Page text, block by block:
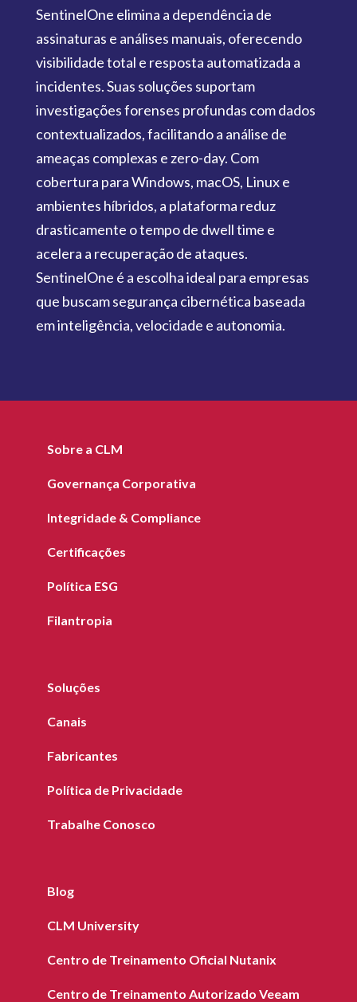
SentinelOne elimina a dependência de
assinaturas e análises manuais, oferecendo
visibilidade total e resposta automatizada a
incidentes. Suas soluções suportam
investigações forenses profundas com dados
contextualizados, facilitando a análise de
ameaças complexas e zero-day. Com
cobertura para Windows, macOS, Linux e
ambientes híbridos, a plataforma reduz
drasticamente o tempo de dwell time e
acelera a recuperação de ataques.
SentinelOne é a escolha ideal para empresas
que buscam segurança cibernética baseada
em inteligência, velocidade e autonomia.
Sobre a CLM
Governança Corporativa
Integridade & Compliance
Certificações
Política ESG
Filantropia
Soluções
Canais
Fabricantes
Política de Privacidade
Trabalhe Conosco
Blog
CLM University
Centro de Treinamento Oficial Nutanix
Centro de Treinamento Autorizado Veeam